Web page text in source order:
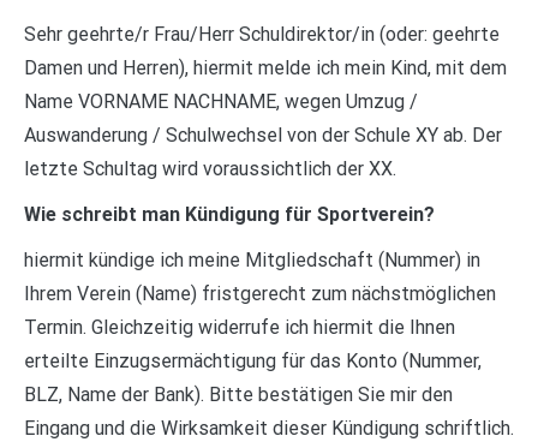
Sehr geehrte/r Frau/Herr Schuldirektor/in (oder: geehrte
Damen und Herren), hiermit melde ich mein Kind, mit dem
Name VORNAME NACHNAME, wegen Umzug /
Auswanderung / Schulwechsel von der Schule XY ab. Der
letzte Schultag wird voraussichtlich der XX.
Wie schreibt man Kündigung für Sportverein?
hiermit kündige ich meine Mitgliedschaft (Nummer) in
Ihrem Verein (Name) fristgerecht zum nächstmöglichen
Termin. Gleichzeitig widerrufe ich hiermit die Ihnen
erteilte Einzugsermächtigung für das Konto (Nummer,
BLZ, Name der Bank). Bitte bestätigen Sie mir den
Eingang und die Wirksamkeit dieser Kündigung schriftlich.